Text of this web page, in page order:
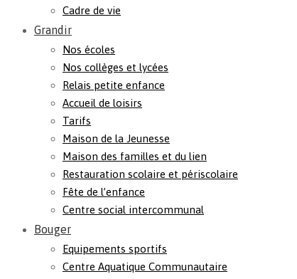
Cadre de vie
Grandir
Nos écoles
Nos collèges et lycées
Relais petite enfance
Accueil de loisirs
Tarifs
Maison de la Jeunesse
Maison des familles et du lien
Restauration scolaire et périscolaire
Fête de l’enfance
Centre social intercommunal
Bouger
Equipements sportifs
Centre Aquatique Communautaire